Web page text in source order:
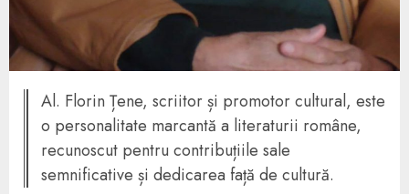
Al. Florin Țene, scriitor și promotor cultural, este
o personalitate marcantă a literaturii române,
recunoscut pentru contribuțiile sale
semnificative și dedicarea față de cultură.